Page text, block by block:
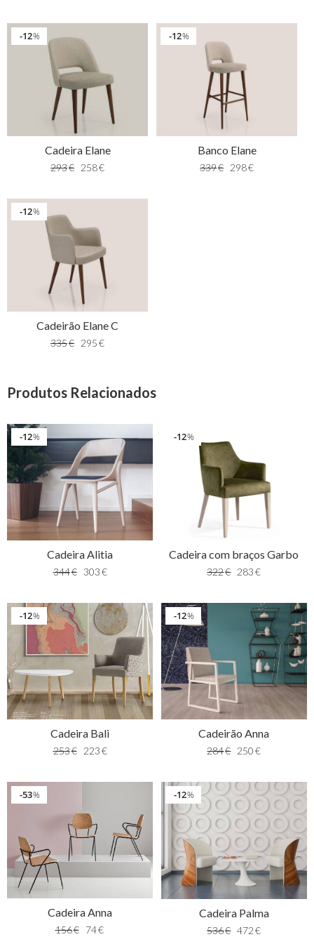
%
12
Cadeira Elane
293€ 258€
%
12
Banco Elane
339€ 298€
%
12
Cadeirão Elane C
335€ 295€
Produtos Relacionados
%
12
Cadeira Alitia
344€ 303€
%
12
Cadeira com braços Garbo
322€ 283 €
%
12
Cadeira Bali
253€ 223€
%
12
Cadeirão Anna
284€ 250 €
%
53
Cadeira Anna
156€ 74€
%
12
Cadeira Palma
536€ 472 €